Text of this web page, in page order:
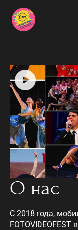
О нас
С 2018 года,
FOTOVIDEOFEST